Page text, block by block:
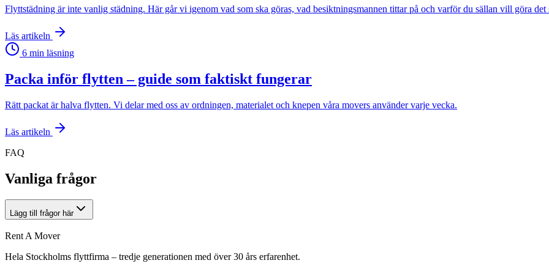
Flyttstädning är inte vanlig städning. Här går vi igenom vad som ska göras, vad besiktningsmannen tittar på och varför du sällan vill göra det
Läs artikeln
6 min läsning
Packa inför flytten – guide som faktiskt fungerar
Rätt packat är halva flytten. Vi delar med oss av ordningen, materialet och knepen våra movers använder varje vecka.
Läs artikeln
FAQ
Vanliga frågor
Lägg till frågor här
Rent A Mover
Hela Stockholms flyttfirma – tredje generationen med över 30 års erfarenhet.